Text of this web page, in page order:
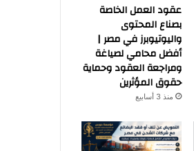
عقود العمل الخاصة
بصناع المحتوى
واليوتيوبرز في مصر |
أفضل محامي لصياغة
ومراجعة العقود وحماية
حقوق المؤثرين
منذ 3 أسابيع